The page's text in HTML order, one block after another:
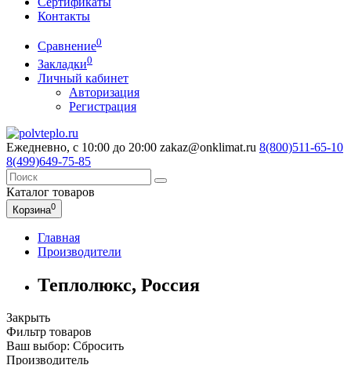
Контакты
Сравнение0
Закладки0
Личный кабинет
Авторизация
Регистрация
Ежедневно, с 10:00 до 20:00 zakaz@onklimat.ru 8(800)511-65-10
8(499)649-75-85
Каталог товаров
Корзина0
Главная
Производители
Теплолюкс, Россия
Закрыть
Фильтр товаров
Ваш выбор: Сбросить
Производитель